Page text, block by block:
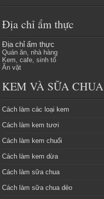
Địa chỉ ẩm thực
Địa chỉ ẩm thực
Quán ăn, nhà hàng
Kem, cafe, sinh tố
Ăn vặt
KEM VÀ SỮA CHUA
Cách làm các loại kem
Cách làm kem tươi
Cách làm kem chuối
Cách làm kem dừa
Cách làm sữa chua
Cách làm sữa chua dẻo